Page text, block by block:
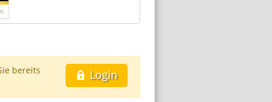
Login
bereits